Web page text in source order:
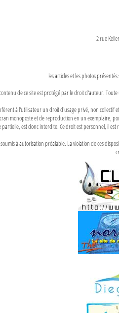
2 rue
les articles et les photos
de ce site est protégé par le droit d'auteur.
à l'utilisateur un droit d'usage privé, non
monoposte et de reproduction en un exemplaire,
est donc interdite. Ce droit est personnel, il
à autorisation préalable. La violation de ces